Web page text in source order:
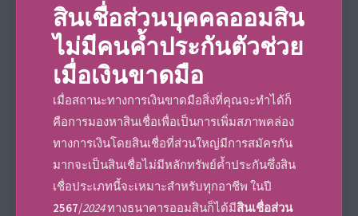
สินเชื่อส่วนบุคคลออมสิน
ไม่มีคนค้ำประกันตัวช่วย
เมื่อเงินขาดมือ
เมื่อสถานะทางการเงินขาดมือสิ่งที่คุณจะทำได้ก็
คือการมองหาสินเชื่อเพื่อเป็นการเพิ่มสภาพคล่อง
ทางการเงินโดยสินเชื่อที่ส่วนใหญ่มีการสมัครกัน
มากจะเป็นสินเชื่อไม่มีหลักทรัพย์ค้ำประกันซึ่งสิน
เชื่อประเภทนี้จะเหมาะสำหรับทุกอาชีพ ในปี
2567/2024ทางธนาคารออมสินก็ได้มีสินเชื่อส่วน